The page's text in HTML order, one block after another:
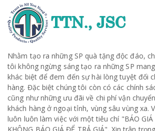
Nhằm tạo ra những SP quà tặng độc đáo,
tôi không ngừng sáng tạo ra những SP
khác biệt để đem đến sự hài lòng tuyệt đối
hàng. Đặc biệt chúng tôi còn có các chính
cũng như những ưu đãi về chi phí vận
khách hàng ở ngoại tỉnh, vùng sâu vùng xa.
luôn luôn làm việc với một tiêu chí "BÁO GIÁ